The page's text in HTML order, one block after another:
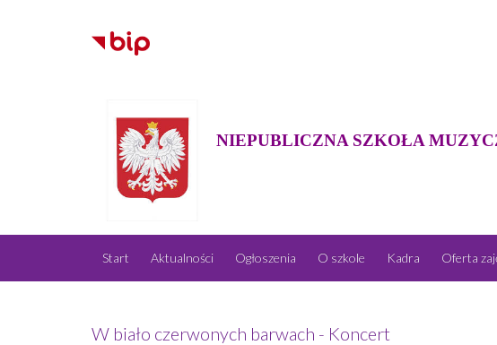
NIEPUBLICZNA SZKOŁA
Start Aktualności Ogłoszenia O szkole Kadra Oferta
W biało czerwonych barwach - Koncert